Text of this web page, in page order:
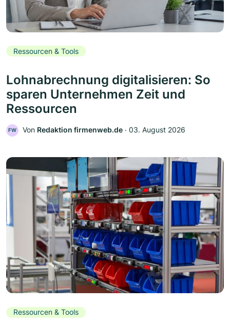
Ressourcen & Tools
Lohnabrechnung digitalisieren: So
sparen Unternehmen Zeit und
Ressourcen
FW Von Redaktion firmenweb.de ‧ 03. August 2026
Ressourcen & Tools